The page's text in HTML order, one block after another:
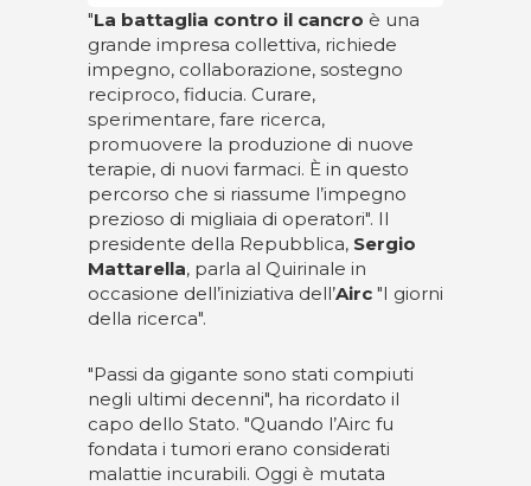
"La battaglia contro il cancro è una
grande impresa collettiva, richiede
impegno, collaborazione, sostegno
reciproco, fiducia. Curare,
sperimentare, fare ricerca,
promuovere la produzione di nuove
terapie, di nuovi farmaci. È in questo
percorso che si riassume l’impegno
prezioso di migliaia di operatori". Il
presidente della Repubblica, Sergio
Mattarella, parla al Quirinale in
occasione dell’iniziativa dell’Airc "I giorni
della ricerca".
"Passi da gigante sono stati compiuti
negli ultimi decenni", ha ricordato il
capo dello Stato. "Quando l’Airc fu
fondata i tumori erano considerati
malattie incurabili. Oggi è mutata